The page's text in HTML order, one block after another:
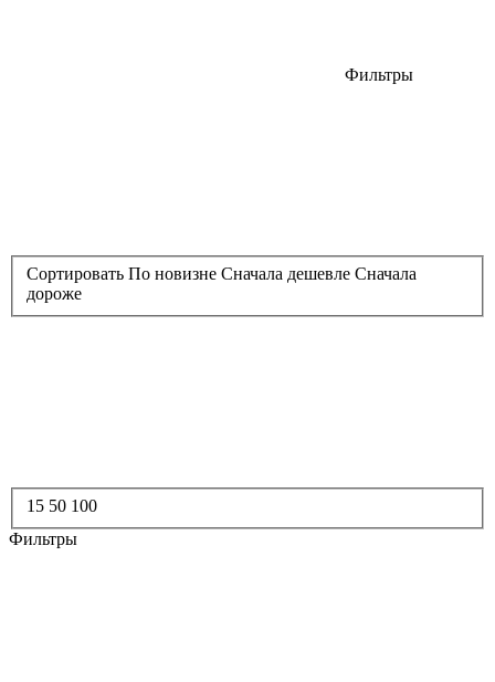
Фильтры
Сортировать По новизне Сначала дешевле Сначала
дороже
15 50 100
Фильтры